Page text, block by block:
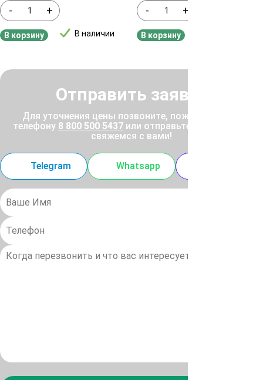
- +
В наличии
В корзину
- +
В корзину
Отправить заявку
Для уточнения цены позвоните, пожалуйста, по
телефону 8 800 500 5437 или отправьте заявку, и мы
свяжемся с вами!
Telegram Whatsapp